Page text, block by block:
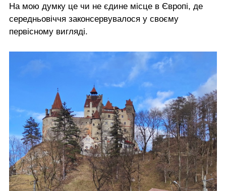
На мою думку це чи не єдине місце в Європі, де
середньовіччя законсервувалося у своєму
первісному вигляді.